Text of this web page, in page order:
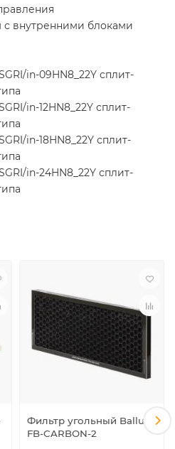
с внутренними блоками
in-09HN8_22Y сплит-
in-12HN8_22Y сплит-
in-18HN8_22Y сплит-
in-24HN8_22Y сплит-
Фильтр угольный Ballu
FB-CARBON-2